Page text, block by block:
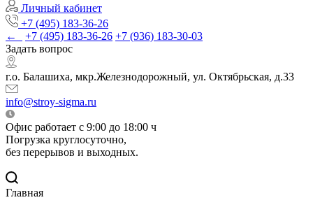
Личный кабинет
+7 (495) 183-36-26
←
+7 (495) 183-36-26 +7 (936) 183-30-03
Задать вопрос
г.о. Балашиха, мкр.Железнодорожный, ул. Октябрьская, д.33
info@stroy-sigma.ru
Офис работает с 9:00 до 18:00 ч
Погрузка круглосуточно,
без перерывов и выходных.
Главная